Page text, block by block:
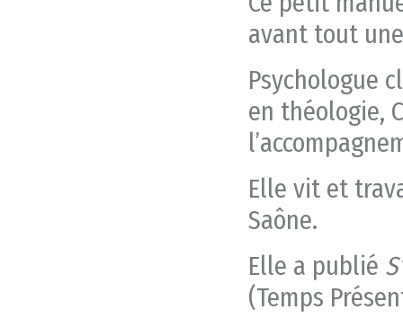
avant tout
Psychologue
en théologie,
Elle vit et
Saône.
Elle a publié
(Temps